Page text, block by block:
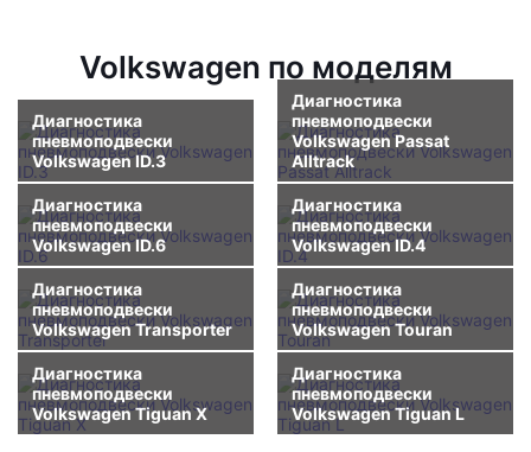
Volkswagen по моделям
Диагностика
пневмоподвески
Volkswagen ID.3
Диагностика
пневмоподвески
Volkswagen Passat
Alltrack
Диагностика
пневмоподвески
Volkswagen ID.6
Диагностика
пневмоподвески
Volkswagen ID.4
Диагностика
пневмоподвески
Volkswagen Transporter
Диагностика
пневмоподвески
Volkswagen Touran
Диагностика
пневмоподвески
Volkswagen Tiguan X
Диагностика
пневмоподвески
Volkswagen Tiguan L